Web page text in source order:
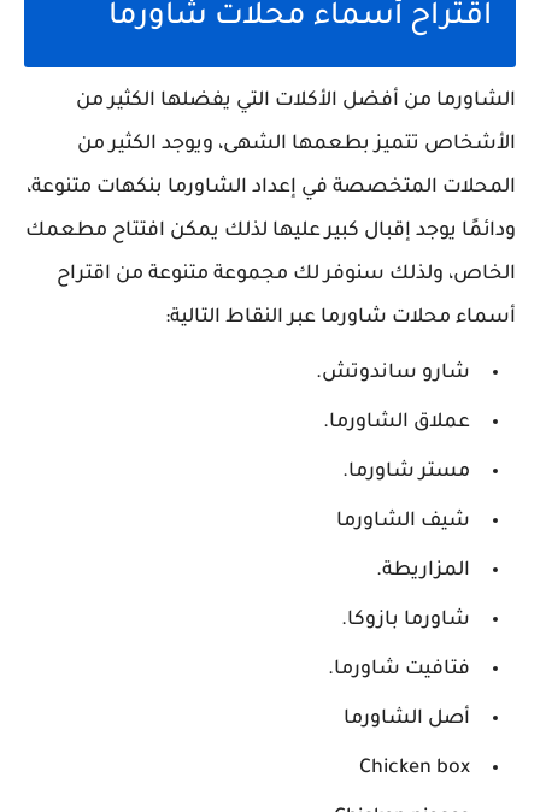
اقتراح أسماء محلات شاورما
الشاورما من أفضل الأكلات التي يفضلها الكثير من
الأشخاص تتميز بطعمها الشهى، ويوجد الكثير من
المحلات المتخصصة في إعداد الشاورما بنكهات متنوعة،
ودائمًا يوجد إقبال كبير عليها لذلك يمكن افتتاح مطعمك
الخاص، ولذلك سنوفر لك مجموعة متنوعة من اقتراح
أسماء محلات شاورما عبر النقاط التالية:
شارو ساندوتش.
عملاق الشاورما.
مستر شاورما.
شيف الشاورما
المزاريطة.
شاورما بازوكا.
فتافيت شاورما.
أصل الشاورما
Chicken box